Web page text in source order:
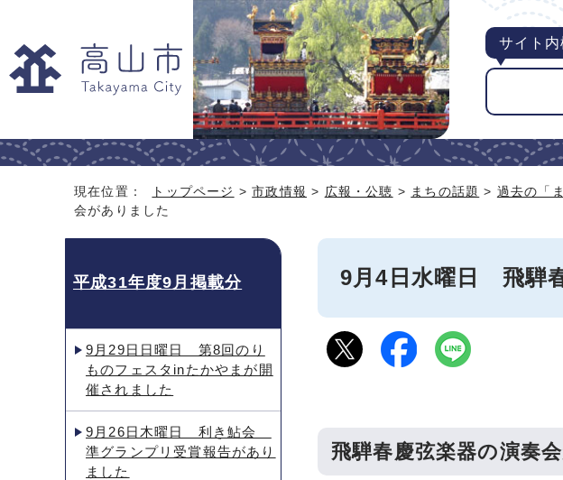
サイト内
現在位置： トップページ >市政情報 > 広報・公聴 > まちの話題 > 過去の「
会がありました
9月4日水曜日 飛騨
飛騨春慶弦楽器の演奏
平成31年度9月掲載分
9月29日日曜日 第8回のり
ものフェスタinたかやまが開
催されました
9月26日木曜日 利き鮎会
準グランプリ受賞報告があり
ました